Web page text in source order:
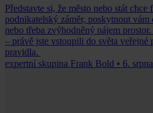
Představte si, že město nebo stát
podnikatelský záměr, poskytnout
nebo třeba zvýhodněný nájem
– právě jste vstoupili do světa veřejné
pravidla.
expertní skupina Frank Bold • 6.